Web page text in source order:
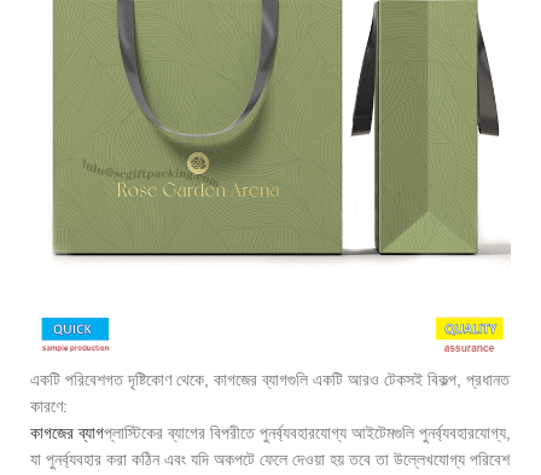
একটি পরিবেশগত দৃষ্টিকোণ থেকে, কাগজের ব্যাগগুলি একটি আরও টেকসই বিকল্প, প্রধানত
কারণে:
কাগজের ব্যাগপ্লাস্টিকের ব্যাগের বিপরীতে পুনর্ব্যবহারযোগ্য আইটেমগুলি পুনর্ব্যবহারযোগ্য,
যা পুনর্ব্যবহার করা কঠিন এবং যদি অকপটে ফেলে দেওয়া হয় তবে তা উল্লেখযোগ্য পরিবেশ